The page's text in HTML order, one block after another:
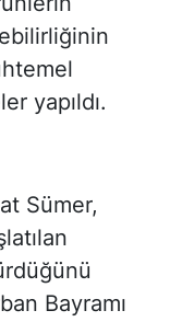
yapıldı.
Sümer,
Bayramı